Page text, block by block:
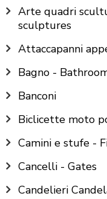
Arte quadri
sculptures
Attaccapanni
Bagno -
Banconi
Biclicette moto
Camini e stufe -
Cancelli - Gates
Candelieri